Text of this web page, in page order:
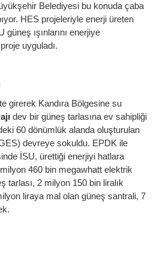
Belediyesi bu konuda çaba
HES projeleriyle enerji üreten
ışınlarını enerjiye
uyguladı.
girerek Kandıra Bölgesine su
dev bir güneş tarlasına ev sahipliği
60 dönümlük alanda oluşturulan
devreye sokuldu. EPDK ile
İSU, ürettiği enerjiyi hatlara
460 bin megawhatt elektrik
tarlası, 2 milyon 150 bin liralık
liraya mal olan güneş santrali, 7